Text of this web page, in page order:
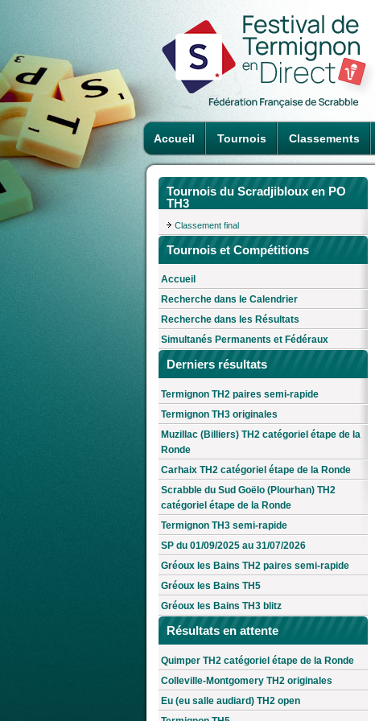
Accueil Tournois Classements
Tournois du Scradjibloux en PO
TH3
Classement final
Tournois et Compétitions
Accueil
Recherche dans le Calendrier
Recherche dans les Résultats
Simultanés Permanents et Fédéraux
Derniers résultats
Termignon TH2 paires semi-rapide
Termignon TH3 originales
Muzillac (Billiers) TH2 catégoriel étape de la
Ronde
Carhaix TH2 catégoriel étape de la Ronde
Scrabble du Sud Goëlo (Plourhan) TH2
catégoriel étape de la Ronde
Termignon TH3 semi-rapide
SP du 01/09/2025 au 31/07/2026
Gréoux les Bains TH2 paires semi-rapide
Gréoux les Bains TH5
Gréoux les Bains TH3 blitz
Résultats en attente
Quimper TH2 catégoriel étape de la Ronde
Colleville-Montgomery TH2 originales
Eu (eu salle audiard) TH2 open